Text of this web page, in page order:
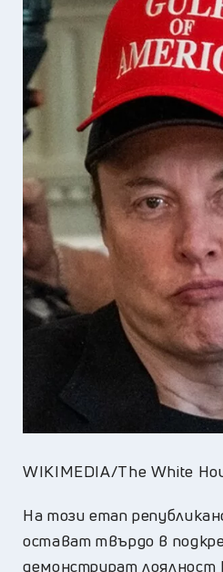
WIKIMEDIA/The White
На този етап
остават твърдо в
демонстрират лоялност